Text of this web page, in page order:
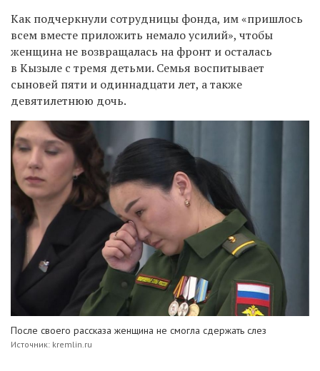
Как подчеркнули сотрудницы фонда, им «пришлось
всем вместе приложить немало усилий», чтобы
женщина не возвращалась на фронт и осталась
в Кызыле с тремя детьми. Семья воспитывает
сыновей пяти и одиннадцати лет, а также
девятилетнюю дочь.
После своего рассказа женщина не смогла сдержать слез
Источник: kremlin.ru